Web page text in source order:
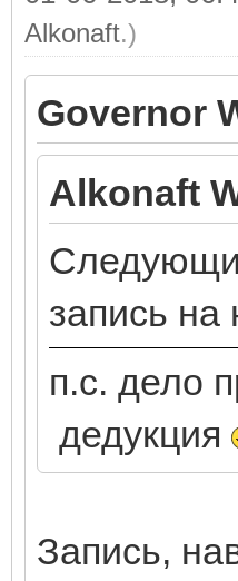
Alkonaft.)
Governor
Alkonaft
запись на
п.с. дело
дедукция
Запись,